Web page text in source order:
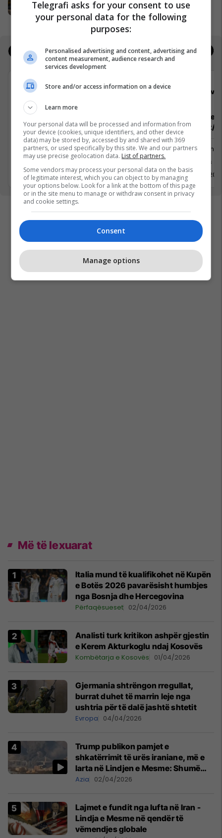
Pro Real Estate
Jobs Real Estate
staffiX
The HR Excellence
Burime Njerëzore
Prishtinë
14 Prill 2026
Sektorist/
Drenas
10 Prill
Më të lexuarat
Italia mund të kualifikohet në Kupën
e Botës 2026 pavarësisht humbjes
nga Bosnja dhe Hercegovina
Përfaqësueset 02/04/2026
Analisti turk kritikon ashpër gjestin
e Kerem Akturkoglu ndaj Kosovës
Kombëtarja e Kosovës 01/04/2026
Gjermania shtrëngon rregullat,
burrat duhet të marrin leje nga
ushtria për të dalë jashtë shtetit
Evropa 04/04/2026
Trump publikon pamjet e
shkatërrimit të urës iraniane, më e
larta në Lindjen e Mesme: Shumë
gjëra të tjera do të pasojnë
Azia 02/04/2026
Lajmet e fundit nga lufta në Iran -
Lindja e Mesme në qendër të
vëmendjes globale
Telegrafi asks for your consent to use
your personal data for the following
purposes:
Personalised advertising and content, advertising and
content measurement, audience research and
services development
Store and/or access information on a device
Learn more
Your personal data will be processed and information from
your device (cookies, unique identifiers, and other device
data) may be stored by, accessed by and shared with 369
partners, or used specifically by this site. We and our partners
may use precise geolocation data. List of partners.
Some vendors may process your personal data on the basis
of legitimate interest, which you can object to by managing
your options below. Look for a link at the bottom of this page
or in the site menu to manage or withdraw consent in privacy
and cookie settings.
Consent
Manage options